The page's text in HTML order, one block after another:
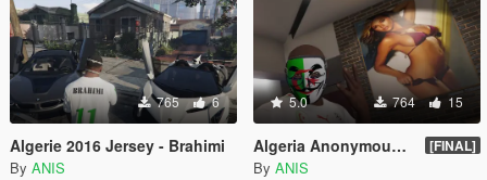
765 6
Algerie 2016 Jersey - Brahimi
By ANIS
5.0 764 15
Algeria Anonymous Mask [FINAL]
By ANIS